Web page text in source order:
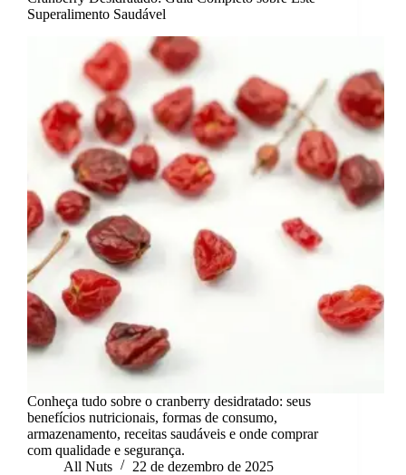
Superalimento Saudável
Conheça tudo sobre o cranberry desidratado: seus
benefícios nutricionais, formas de consumo,
armazenamento, receitas saudáveis e onde comprar
com qualidade e segurança.
All Nuts
22 de dezembro de 2025